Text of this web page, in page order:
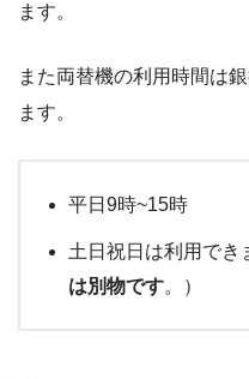
ます。
また両替機の利用時間は
ます。
平日9時~15時
土日祝日は利用でき
は別物です。）